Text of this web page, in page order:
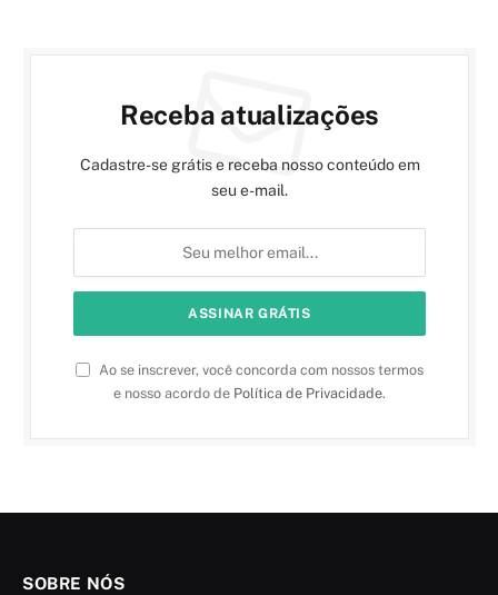
Receba atualizações
Cadastre-se grátis e receba nosso conteúdo em
seu e-mail.
Ao se inscrever, você concorda com nossos termos
e nosso acordo de Política de Privacidade.
SOBRE NÓS